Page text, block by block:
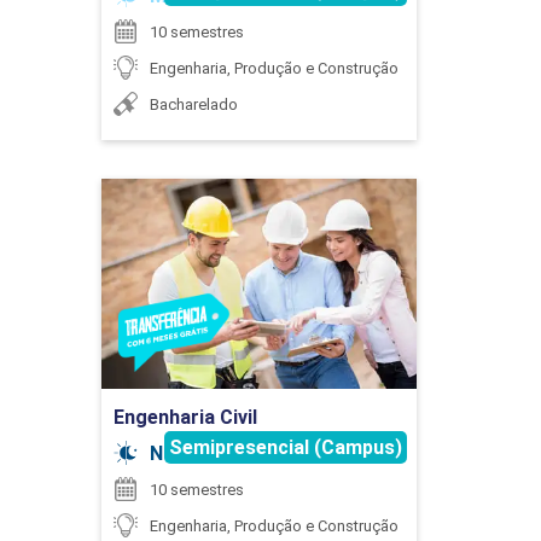
DRENAGEM
30
ENGENHARIA DA QUALIDADE
45
MARIA BEATRIZ DE SOUZA ALMEIDA DELDUQUE
MAURICIO JOSE DE SOUSA JUNIOR
PAULO LIMIRIO DA SILVA
ROBERTO LINS MARQUES
10 semestres
Engenharia, Produção e Construção
Bacharelado
Engenharia Civil
Noturno
Semipresencial (Campus)
10 semestres
Engenharia, Produção e Construção
Engenharia Civil
Detalhes do curso
Ir para Inscrição